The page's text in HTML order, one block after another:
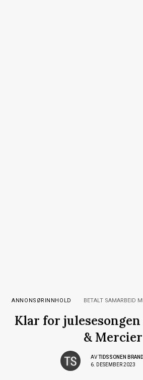
ANNONSØRINNHOLD BETALT SAMARBEID
Klar for julesesongen
& Mercier
AV TIDSSONEN
6. DESEMBER 2023